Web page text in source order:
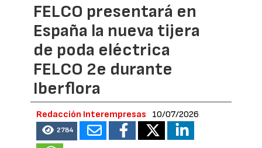
FELCO presentará en
España la nueva tijera
de poda eléctrica
FELCO 2e durante
Iberflora
Redacción Interempresas 10/07/2026
2784